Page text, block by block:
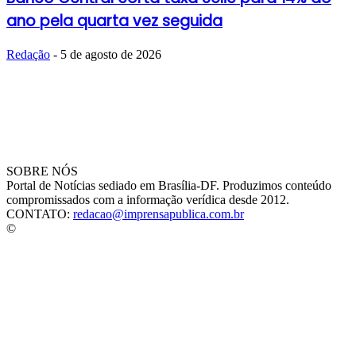
ano pela quarta vez seguida
Redação - 5 de agosto de 2026
SOBRE NÓS
Portal de Notícias sediado em Brasília-DF. Produzimos conteúdo
compromissados com a informação verídica desde 2012.
CONTATO: redacao@imprensapublica.com.br
©